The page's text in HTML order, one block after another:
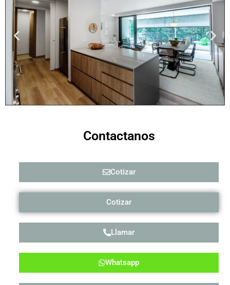
Contactanos
Cotizar
Cotizar
Llamar
Whatsapp